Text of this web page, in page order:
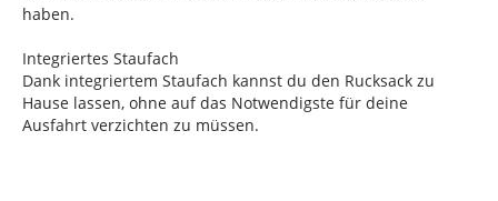
haben.
Integriertes Staufach
Dank integriertem Staufach kannst du den Rucksack zu
Hause lassen, ohne auf das Notwendigste für deine
Ausfahrt verzichten zu müssen.